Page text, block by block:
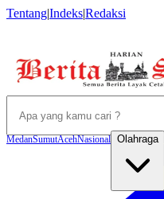
Tentang|Indeks|Redaksi
MedanSumutAcehNasional Olahraga